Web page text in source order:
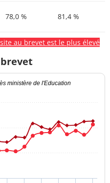
78,0 % 81,4 %
au brevet est le plus élevé
ministère de l'Education